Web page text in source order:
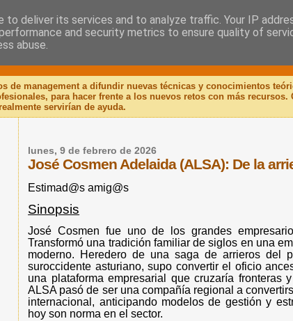
Libro
de management a difundir nuevas técnicas y conocimientos
para hacer frente a los nuevos retos con más
servirían de ayuda.
lunes, 9 de febrero de 2026
José Cosmen Adelaida (ALSA): De la
Estimad@s amig@s
Sinopsis
José Cosmen fue uno de los grandes
Transformó una tradición familiar de siglos en una
moderno. Heredero de una saga de arrieros del
suroccidente asturiano, supo convertir el oficio
una plataforma empresarial que cruzaría fronteras
ALSA pasó de ser una compañía regional a
internacional, anticipando modelos de gestión y
hoy son norma en el sector.
to deliver its services and to analyze traffic. Your IP
and security metrics to ensure quality of
abuse.